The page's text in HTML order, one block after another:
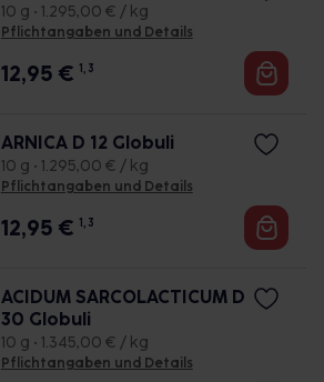
10 g • 1.295,00 € / kg
Pflichtangaben und Details
12,95 € 1, 3
ARNICA D 12 Globuli
10 g • 1.295,00 € / kg
Pflichtangaben und Details
12,95 € 1, 3
ACIDUM SARCOLACTICUM D
30 Globuli
10 g • 1.345,00 € / kg
Pflichtangaben und Details